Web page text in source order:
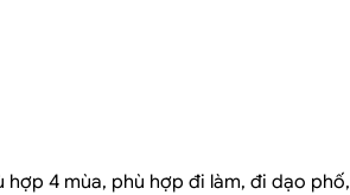
4 mùa, phù hợp đi làm, đi dạo phố,